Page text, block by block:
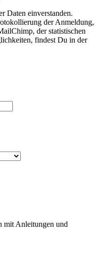
Daten einverstanden.
der Anmeldung,
der statistischen
findest Du in der
mit Anleitungen und